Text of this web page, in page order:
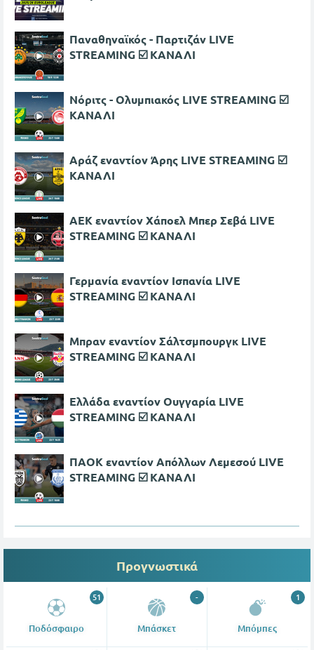
Παναθηναϊκός - Παρτιζάν LIVE
STREAMING ☑️ ΚΑΝΑΛΙ
Νόριτς - Ολυμπιακός LIVE STREAMING ☑️
ΚΑΝΑΛΙ
Αράζ εναντίον Άρης LIVE STREAMING ☑️
ΚΑΝΑΛΙ
ΑΕΚ εναντίον Χάποελ Μπερ Σεβά LIVE
STREAMING ☑️ ΚΑΝΑΛΙ
Γερμανία εναντίον Ισπανία LIVE
STREAMING ☑️ ΚΑΝΑΛΙ
Μπραν εναντίον Σάλτσμπουργκ LIVE
STREAMING ☑️ ΚΑΝΑΛΙ
Ελλάδα εναντίον Ουγγαρία LIVE
STREAMING ☑️ ΚΑΝΑΛΙ
ΠΑΟΚ εναντίον Απόλλων Λεμεσού LIVE
STREAMING ☑️ ΚΑΝΑΛΙ
Προγνωστικά
Ποδόσφαιρο
51
Μπάσκετ
-
Μπόμπες
1